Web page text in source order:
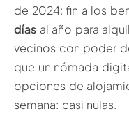
de 2024: fin a los
días al año para
vecinos con poder
que un nómada
opciones de
semana: casi nulas.